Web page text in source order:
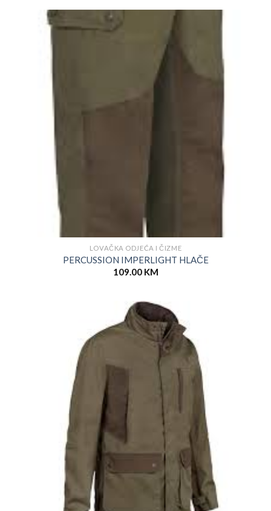
LOVAČKA ODJEĆA I ČIZME
PERCUSSION IMPERLIGHT HLAČE
109.00 KM